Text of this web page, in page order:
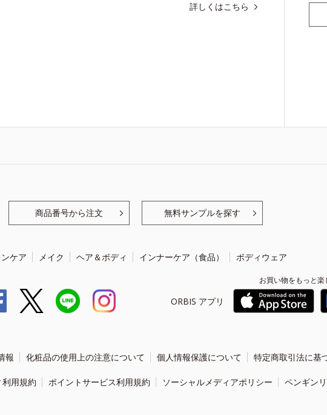
詳しくはこちら
商品番号から注文 無料サンプルを探す
ケア メイク ヘア＆ボディ インナーケア（食品） ボディウェア
ORBIS アプリ
お買い物をもっと楽
報 化粧品の使用上の注意について 個人情報保護について 特定商取引法に基
用規約 ポイントサービス利用規約 ソーシャルメディアポリシー ペンギン